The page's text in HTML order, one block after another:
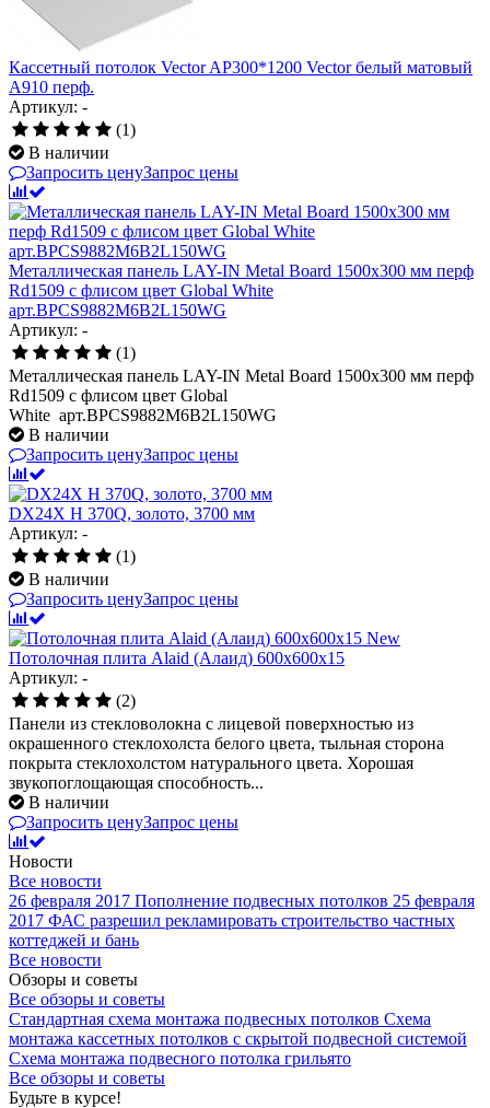
Кассетный потолок Vector AP300*1200 Vector белый матовый
А910 перф.
Артикул: -
(1)
В наличии
Запросить ценуЗапрос цены
Металлическая панель LAY-IN Metal Board 1500x300 мм перф
Rd1509 с флисом цвет Global White
арт.BPCS9882M6B2L150WG
Артикул: -
(1)
Металлическая панель LAY-IN Metal Board 1500x300 мм перф
Rd1509 с флисом цвет Global
White арт.BPCS9882M6B2L150WG
В наличии
Запросить ценуЗапрос цены
DX24X H 370Q, золото, 3700 мм
Артикул: -
(1)
В наличии
Запросить ценуЗапрос цены
New
Потолочная плита Alaid (Алаид) 600х600х15
Артикул: -
(2)
Панели из стекловолокна с лицевой поверхностью из
окрашенного стеклохолста белого цвета, тыльная сторона
покрыта стеклохолстом натурального цвета. Хорошая
звукопоглощающая способность...
В наличии
Запросить ценуЗапрос цены
Новости
Все новости
26 февраля 2017 Пополнение подвесных потолков 25 февраля
2017 ФАС разрешил рекламировать строительство частных
коттеджей и бань
Все новости
Обзоры и советы
Все обзоры и советы
Стандартная схема монтажа подвесных потолков Схема
монтажа кассетных потолков с скрытой подвесной системой
Схема монтажа подвесного потолка грильято
Все обзоры и советы
Будьте в курсе!